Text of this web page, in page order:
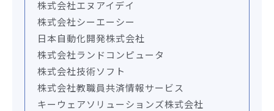
株式会社エヌアイデイ
株式会社シーエーシー
日本自動化開発株式会社
株式会社ランドコンピュータ
株式会社技術ソフト
株式会社教職員共済情報サービス
キーウェアソリューションズ株式会社